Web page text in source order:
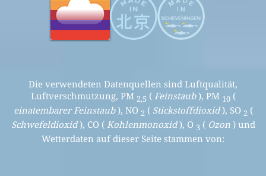
Die verwendeten Datenquellen sind Luftqualität,
Luftverschmutzung, PM 2,5 ( Feinstaub), PM 10(
einatembarer Feinstaub), NO 2 ( Stickstoffdioxid), SO 2 (
Schwefeldioxid), CO ( Kohlenmonoxid), O 3 ( Ozon) und
Wetterdaten auf dieser Seite stammen von: